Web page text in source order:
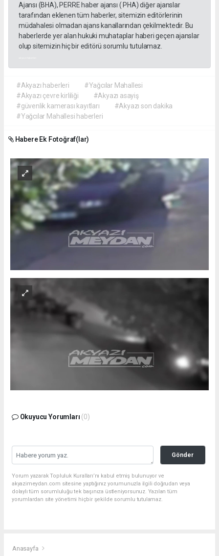
Ajansı (BHA), PERRE haber ajansı ( PHA) diğer ajanslar
tarafından eklenen tüm haberler, sitemizin editörlerinin
müdahalesi olmadan ajans kanallarından çekilmektedir. Bu
haberlerde yer alan hukuki muhataplar haberi geçen ajanslar
olup sitemizin hiç bir editörü sorumlu tutulamaz.
#Akyazı haberleri
#Yağcılar Mahallesi
#Akyazı çevre kirliliği
#Akyazı asayiş
#güvenlik kamerası kayıtları
#Akyazı son dakika
#Yağcılar Mahallesi haberleri
Habere Ek Fotoğraf(lar)
Okuyucu Yorumları (0)
Gönder
Yorum yazarak Topluluk Kuralları’nı kabul etmiş bulunuyor ve
akyazimeydan.com sitesine yaptığınız yorumunuzla ilgili doğrudan veya
dolaylı tüm sorumluluğu tek başınıza üstleniyorsunuz. Yazılan tüm
yorumlardan site yönetimi hiçbir şekilde sorumlu tutulamaz.
Anasayfa